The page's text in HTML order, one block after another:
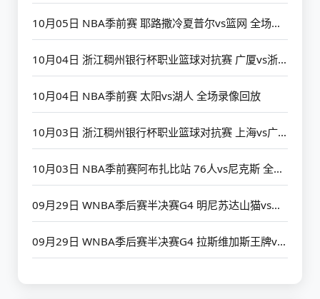
10月05日 NBA季前赛 耶路撒冷夏普尔vs篮网 全场录像回放
10月04日 浙江稠州银行杯职业篮球对抗赛 广厦vs浙江 全场录像回放
10月04日 NBA季前赛 太阳vs湖人 全场录像回放
10月03日 浙江稠州银行杯职业篮球对抗赛 上海vs广厦 全场录像回放
10月03日 NBA季前赛阿布扎比站 76人vs尼克斯 全场录像回放
09月29日 WNBA季后赛半决赛G4 明尼苏达山猫vs菲尼克斯水星 全场录像回放
09月29日 WNBA季后赛半决赛G4 拉斯维加斯王牌vs印第安纳狂热星 全场录像回放